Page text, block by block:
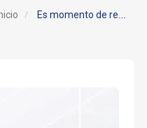
Es momento de reducir tu brecha pensional